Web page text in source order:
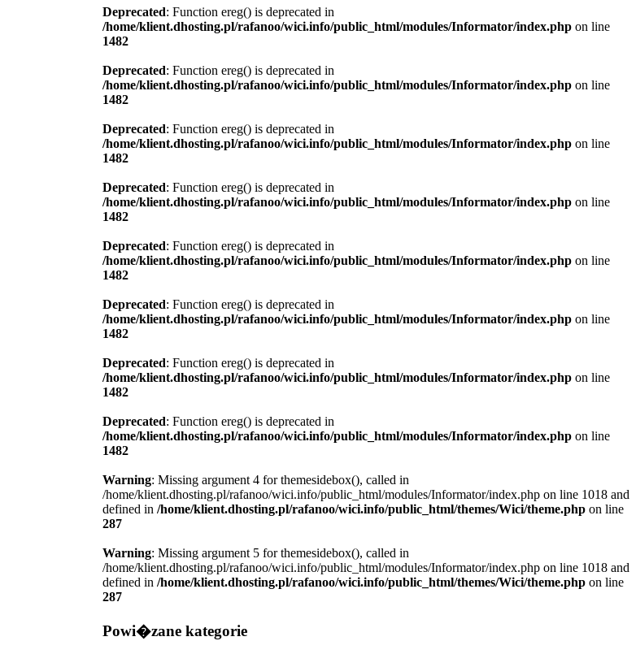
Deprecated: Function ereg() is deprecated in
/home/klient.dhosting.pl/rafanoo/wici.info/public_html/modules/Informator/index.php on line
1482
Deprecated: Function ereg() is deprecated in
/home/klient.dhosting.pl/rafanoo/wici.info/public_html/modules/Informator/index.php on line
1482
Deprecated: Function ereg() is deprecated in
/home/klient.dhosting.pl/rafanoo/wici.info/public_html/modules/Informator/index.php on line
1482
Deprecated: Function ereg() is deprecated in
/home/klient.dhosting.pl/rafanoo/wici.info/public_html/modules/Informator/index.php on line
1482
Deprecated: Function ereg() is deprecated in
/home/klient.dhosting.pl/rafanoo/wici.info/public_html/modules/Informator/index.php on line
1482
Deprecated: Function ereg() is deprecated in
/home/klient.dhosting.pl/rafanoo/wici.info/public_html/modules/Informator/index.php on line
1482
Deprecated: Function ereg() is deprecated in
/home/klient.dhosting.pl/rafanoo/wici.info/public_html/modules/Informator/index.php on line
1482
Deprecated: Function ereg() is deprecated in
/home/klient.dhosting.pl/rafanoo/wici.info/public_html/modules/Informator/index.php on line
1482
Warning: Missing argument 4 for themesidebox(), called in
/home/klient.dhosting.pl/rafanoo/wici.info/public_html/modules/Informator/index.php on line 1018 and
defined in /home/klient.dhosting.pl/rafanoo/wici.info/public_html/themes/Wici/theme.php on line
287
Warning: Missing argument 5 for themesidebox(), called in
/home/klient.dhosting.pl/rafanoo/wici.info/public_html/modules/Informator/index.php on line 1018 and
defined in /home/klient.dhosting.pl/rafanoo/wici.info/public_html/themes/Wici/theme.php on line
287
Powi�zane kategorie